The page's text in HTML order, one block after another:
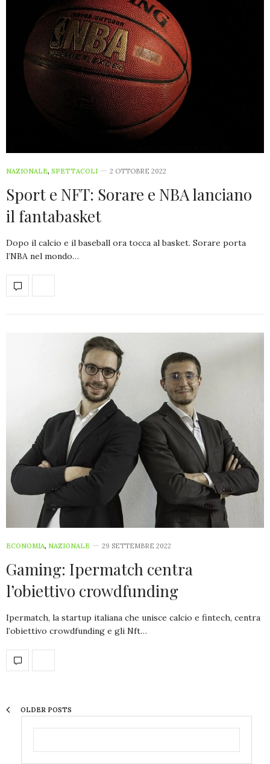
NAZIONALE, SPETTACOLI 2 OTTOBRE 2022
Sport e NFT: Sorare e NBA lanciano
il fantabasket
Dopo il calcio e il baseball ora tocca al basket. Sorare porta
l’NBA nel mondo…
ECONOMIA, NAZIONALE 29 SETTEMBRE 2022
Gaming: Ipermatch centra
l’obiettivo crowdfunding
Ipermatch, la startup italiana che unisce calcio e fintech, centra
l’obiettivo crowdfunding e gli Nft…
OLDER POSTS